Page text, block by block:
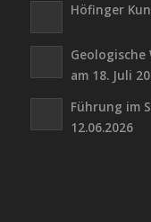
Höfinger
am 18. Juli
Führung im
12.06.2026